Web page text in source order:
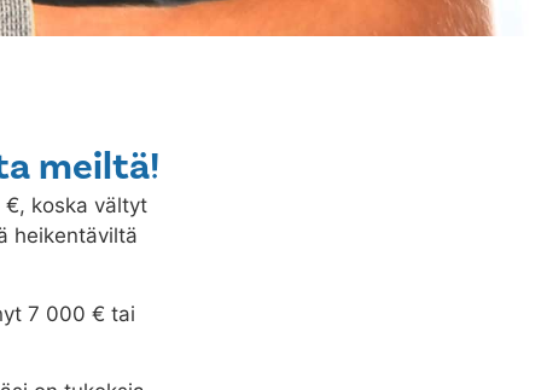
meiltä!
€, koska vältyt
heikentäviltä
7 000 € tai